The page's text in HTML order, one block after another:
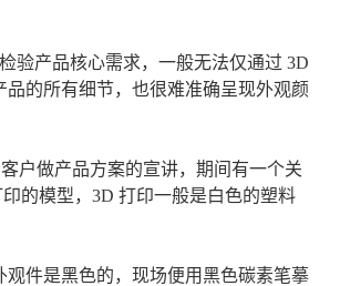
验产品核心需求，一般无法仅通过 3D
品的所有细节，也很难准确呈现外观颜
户做产品方案的宣讲，期间有一个关
的模型，3D 打印一般是白色的塑料
观件是黑色的，现场便用黑色碳素笔摹